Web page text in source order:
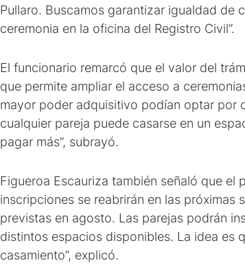
Pullaro. Buscamos garantizar igualdad de
ceremonia en la oficina del Registro Civil”.
El funcionario remarcó que el valor del
que permite ampliar el acceso a
mayor poder adquisitivo podían optar por
cualquier pareja puede casarse en un
pagar más”, subrayó.
Figueroa Escauriza también señaló que
inscripciones se reabrirán en las próximas
previstas en agosto. Las parejas podrán
distintos espacios disponibles. La idea es
casamiento”, explicó.